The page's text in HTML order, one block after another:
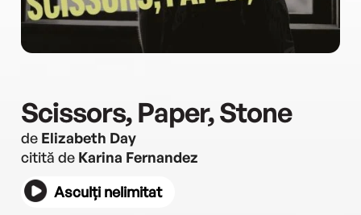
Scissors, Paper, Stone
de Elizabeth Day
citită de Karina Fernandez
Asculți nelimitat